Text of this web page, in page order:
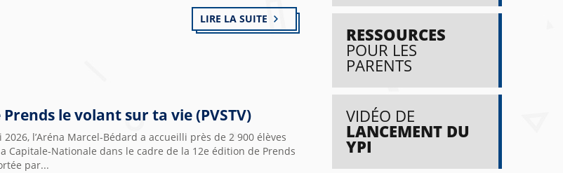
RESSOURCES
POUR LES
PARENTS
VIDÉO DE
LANCEMENT DU
YPI
LIRE LA SUITE
le volant sur ta vie (PVSTV)
2026, l’Aréna Marcel-Bédard a accueilli près de 2 900 élèves
Capitale-Nationale dans le cadre de la 12e édition de Prends
par...